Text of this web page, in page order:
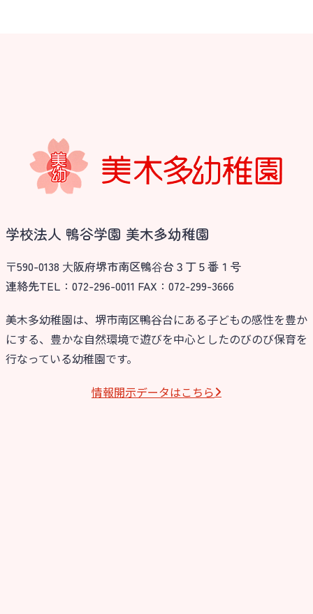
学校法人 鴨谷学園 美木多幼稚園
〒590-0138 ⼤阪府堺市南区鴨⾕台３丁５番１号
連絡先TEL：072-296-0011 FAX：072-299-3666
美木多幼稚園は、堺市南区鴨谷台にある子どもの感性を豊か
にする、豊かな自然環境で遊びを中心としたのびのび保育を
行なっている幼稚園です。
情報開⽰データはこちら